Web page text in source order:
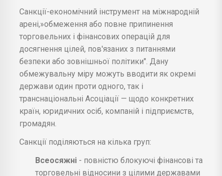
Санкції-економічний інструмент на міжнародній
арені,»обмеження або повне припинення
торговельних і фінансових операцій для
досягнення цілей, пов'язаних з питаннями
безпеки або зовнішньої політики". Дану
обмежувальну міру можуть вводити як окремі
держави один проти одного, так і
транснаціональні Асоціації — щодо конкретних
країн, юридичних осіб, компаній і підприємств,
громадян.
Санкції поділяються на кілька груп:
Всеосяжні - повністю блокуючі фінансові та
торговельні відносини з цілими державами